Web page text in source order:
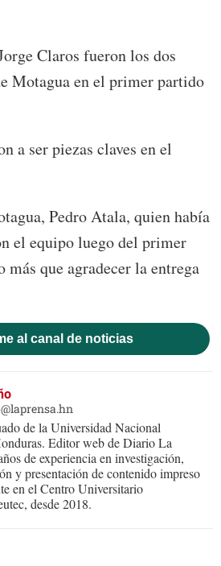
Claros fueron los dos
Motagua en el primer partido
a ser piezas claves en el
Pedro Atala, quien había
el equipo luego del primer
más que agradecer la entrega
al canal de noticias
de la Universidad Nacional
Editor web de Diario La
de experiencia en investigación,
y presentación de contenido impreso
en el Centro Universitario
desde 2018.